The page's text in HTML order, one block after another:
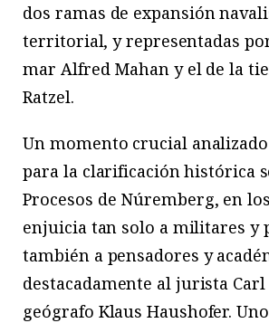
dos ramas de expansión
territorial, y representadas
mar Alfred Mahan y el de la
Ratzel.
Un momento crucial
para la clarificación histórica
Procesos de Núremberg, en
enjuicia tan solo a militares y
también a pensadores y
destacadamente al jurista
geógrafo Klaus Haushofer.